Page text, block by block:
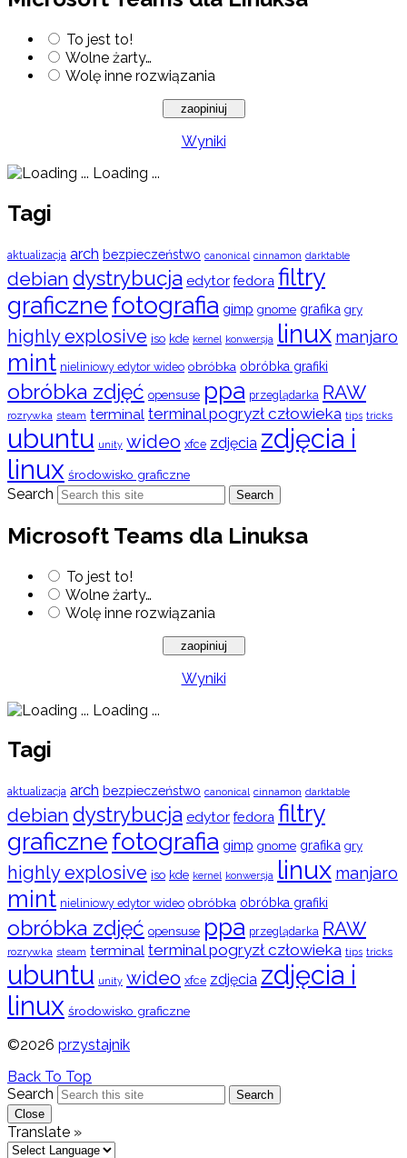
To jest to!
Wolne żarty…
Wolę inne rozwiązania
Wyniki
Loading ...
Tagi
aktualizacja arch bezpieczeństwo canonical cinnamon darktable
debian dystrybucja edytor fedora filtry
graficznefotografia gimp gnome grafika gry
highly explosive iso kde kernel konwersja linux manjaro
mint nieliniowy edytor wideo obróbka obróbka grafiki
obróbka zdjęć opensuse ppa przeglądarka RAW
rozrywka steam terminal terminal pogryzł człowieka tips tricks
ubuntu unity wideo xfce zdjęcia zdjęcia i
linux środowisko graficzne
Search Search
Microsoft Teams dla Linuksa
To jest to!
Wolne żarty…
Wolę inne rozwiązania
Wyniki
Loading ...
Tagi
aktualizacja arch bezpieczeństwo canonical cinnamon darktable
debian dystrybucja edytor fedora filtry
graficznefotografia gimp gnome grafika gry
highly explosive iso kde kernel konwersja linux manjaro
mint nieliniowy edytor wideo obróbka obróbka grafiki
obróbka zdjęć opensuse ppa przeglądarka RAW
rozrywka steam terminal terminal pogryzł człowieka tips tricks
ubuntu unity wideo xfce zdjęcia zdjęcia i
linux środowisko graficzne
©2026 przystajnik
Back To Top
Search
Search
Close
Translate »